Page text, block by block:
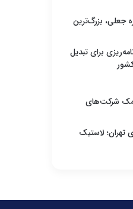
با چهره جعلی، بزرگ‌ترین
برای تبدیل
کمک شرکت‌های
تهران؛ لاستیک